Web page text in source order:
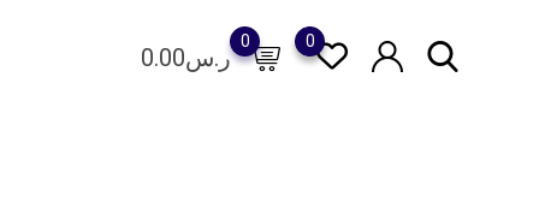
ر.س0.00
0 0